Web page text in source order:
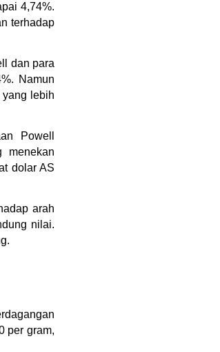
4,74%.
terhadap
dan para
Namun
lebih
Powell
menekan
dolar AS
arah
nilai.
per gram,